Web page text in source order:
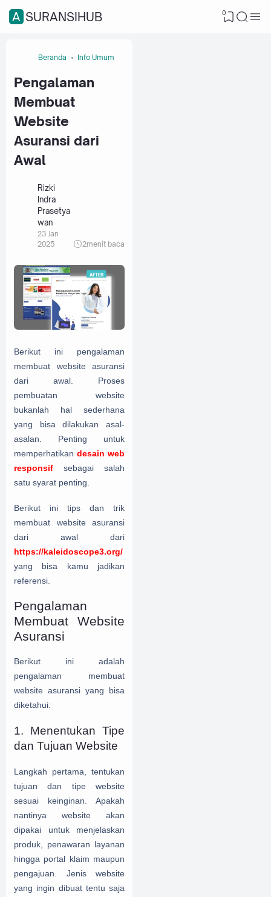
ASURANSIHUB 0
Beranda Info Umum
Pengalaman
Membuat
Website
Asuransi dari
Awal
Rizki
Indra
Prasetya
wan
23 Jan
2025
2menit baca
Berikut ini pengalaman
membuat website asuransi
dari awal. Proses
pembuatan website
bukanlah hal sederhana
yang bisa dilakukan asal-
asalan. Penting untuk
memperhatikan desain web
responsif sebagai salah
satu syarat penting.
Berikut ini tips dan trik
membuat website asuransi
dari awal dari
https://kaleidoscope3.org/
yang bisa kamu jadikan
referensi.
Pengalaman
Membuat Website
Asuransi
Berikut ini adalah
pengalaman membuat
website asuransi yang bisa
diketahui:
1. Menentukan Tipe
dan Tujuan Website
Langkah pertama, tentukan
tujuan dan tipe website
sesuai keinginan. Apakah
nantinya website akan
dipakai untuk menjelaskan
produk, penawaran layanan
hingga portal klaim maupun
pengajuan. Jenis website
yang ingin dibuat tentu saja